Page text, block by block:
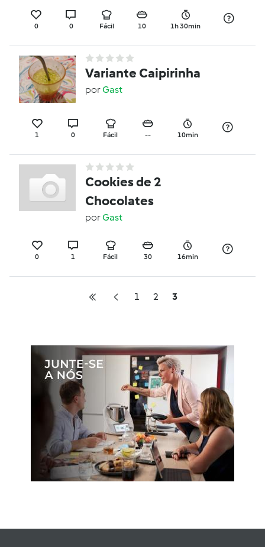
0 0 Fácil 10 1h 30min
Variante Caipirinha
porGast
1 0 Fácil -- 10min
Cookies de 2
Chocolates
porGast
0 1 Fácil 30 16min
1 2 3